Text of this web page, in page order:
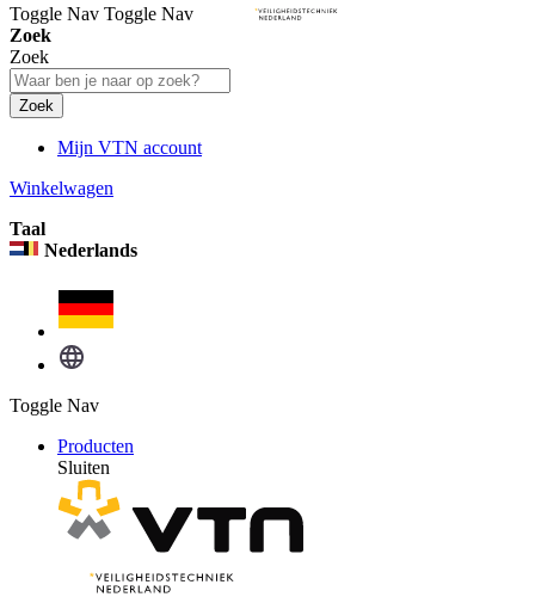
Toggle Nav Toggle Nav
Zoek
Zoek
Zoek
Mijn VTN account
Winkelwagen
Taal
Nederlands
Toggle Nav
Producten
Sluiten